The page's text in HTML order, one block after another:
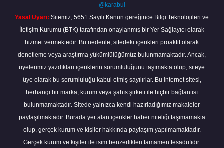
@karabul
Yasal Uyarı: Sitemiz, 5651 Sayılı Kanun gereğince Bilgi Teknolojileri ve
İletişim Kurumu (BTK) tarafından onaylanmış bir Yer Sağlayıcı olarak
hizmet vermektedir. Bu nedenle, sitedeki içerikleri proaktif olarak
denetleme veya araştırma yükümlülüğümüz bulunmamaktadır. Ancak,
üyelerimiz yazdıkları içeriklerin sorumluluğunu taşımakta olup, siteye
üye olarak bu sorumluluğu kabul etmiş sayılırlar. Bu internet sitesi,
herhangi bir marka, kurum veya şahıs şirketi ile hiçbir bağlantısı
bulunmamaktadır. Sitede yalnızca kendi hazırladığımız makaleler
paylaşılmaktadır. Burada yer alan içerikler haber niteliği taşımamakta
olup, gerçek kurum ve kişiler hakkında paylaşım yapılmamaktadır.
Gerçek kurum ve kişiler ile isim benzerlikleri tamamen tesadüfidir.